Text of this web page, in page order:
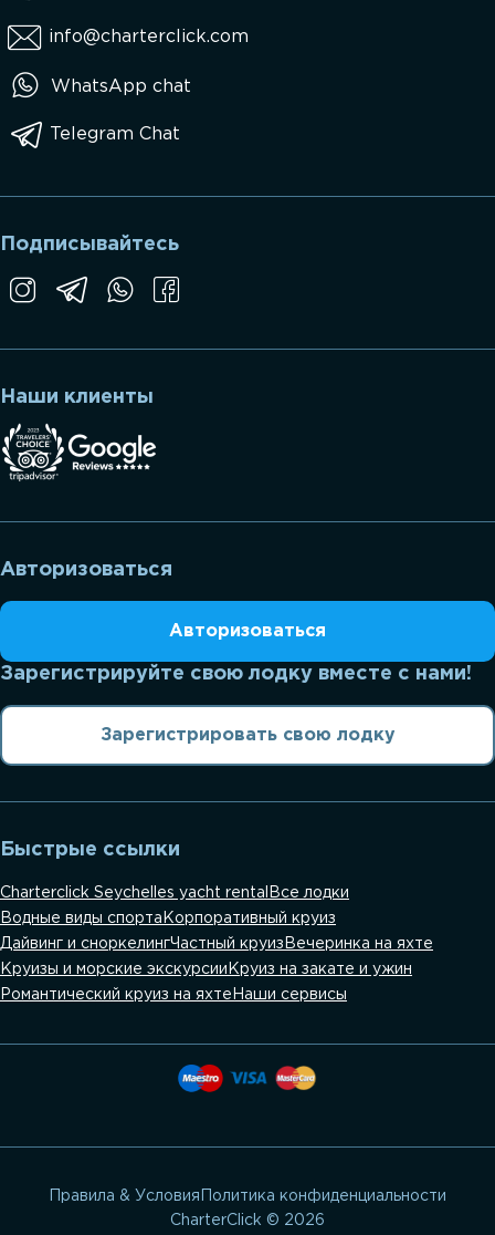
info@charterclick.com
WhatsApp chat
Telegram Chat
Наши клиенты
Подписывайтесь
Авторизоваться
Авторизоваться
Зарегистрируйте свою лодку вместе с нами!
Зарегистрировать свою лодку
Быстрые ссылки
Charterclick Seychelles yacht rental Все лодки
Водные виды спорта Корпоративный круиз
Дайвинг и сноркелингЧастный круиз Вечеринка на яхте
Круизы и морские экскурсии Круиз на закате и ужин
Романтический круиз на яхте Наши сервисы
Правила & Условия Политика конфиденциальности
CharterClick © 2026